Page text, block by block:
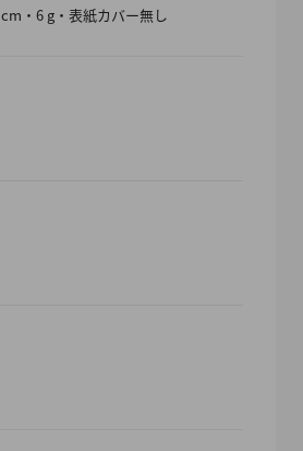
・6 g・表紙カバー無し